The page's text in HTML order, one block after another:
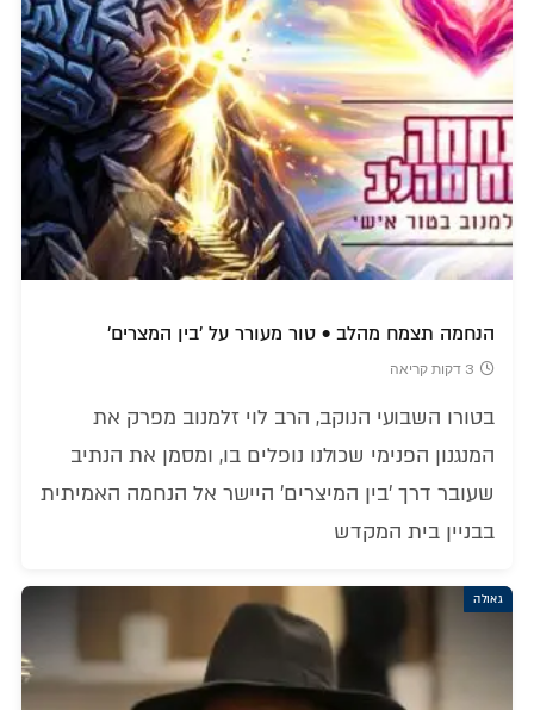
הנחמה תצמח מהלב • טור מעורר על 'בין המצרים'
3 דקות קריאה
בטורו השבועי הנוקב, הרב לוי זלמנוב מפרק את
המנגנון הפנימי שכולנו נופלים בו, ומסמן את הנתיב
שעובר דרך 'בין המיצרים' היישר אל הנחמה האמיתית
בבניין בית המקדש
גאולה